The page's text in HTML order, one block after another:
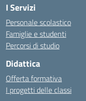
I Servizi
Personale scolastico
Famiglie e studenti
Percorsi di studio
Didattica
Offerta formativa
I progetti delle classi